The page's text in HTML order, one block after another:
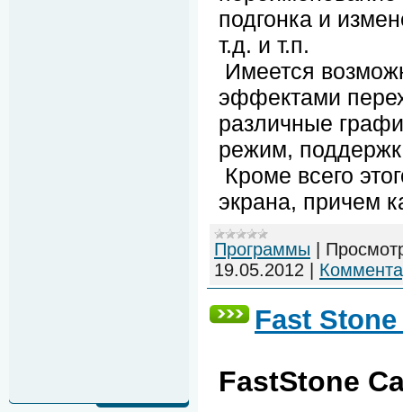
подгонка и
т.д. и т.п.
Имеется
эффектами
различные
режим,
Кроме всего
экрана, причем
Программы
19.05.2012
Fast
FastStone